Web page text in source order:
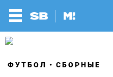
ФУТБОЛ СБОРНЫЕ